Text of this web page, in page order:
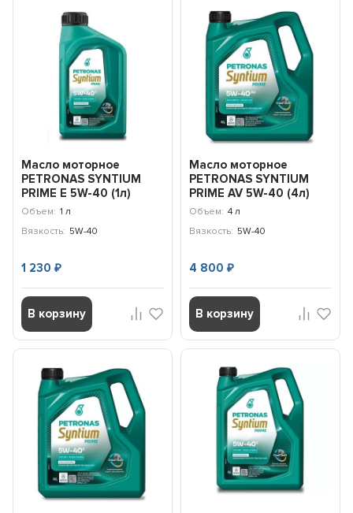
Масло моторное
PETRONAS SYNTIUM
PRIME E 5W-40 (1л)
71243E18EU
Объем: 1 л
Вязкость: 5W-40
1 230₽
В корзину
Масло моторное
PETRONAS SYNTIUM
PRIME AV 5W-40 (4л)
71242K1YEU
Объем: 4 л
Вязкость: 5W-40
4 800 ₽
В корзину